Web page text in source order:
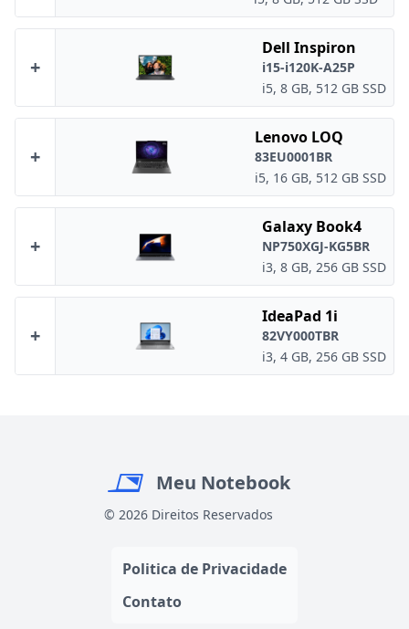
+
Dell Inspiron
i15-i120K-A25P
i5, 8 GB, 512 GB SSD
+
Lenovo LOQ
83EU0001BR
i5, 16 GB, 512 GB SSD
+
Galaxy Book4
NP750XGJ-KG5BR
i3, 8 GB, 256 GB SSD
+
IdeaPad 1i
82VY000TBR
i3, 4 GB, 256 GB SSD
Meu Notebook
© 2026 Direitos Reservados
Politica de Privacidade
Contato